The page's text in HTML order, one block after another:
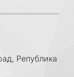
Република